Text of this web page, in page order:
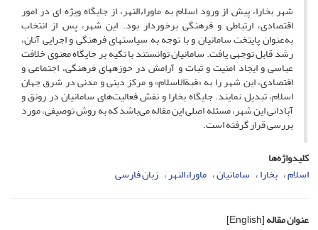
شهر بخارا، پیش از ورود اسلام به ماوراء‌النهر، از جایگاه ویژه ­ای در امور
اقتصادی، ارتباطی و فرهنگی برخوردار بود. این شهر، پس از انتخاب
به‌عنوان پایتخت سامانیان و با توجه به سیاست­های فرهنگی و اجرایی آنان،
رشد قابل توجهی یافت. سامانیان توانستند با تکیه بر جایگاه معنوی خلافت
عباسی و ایجاد امنیت و ثبات و آرامش در حوزه­های فرهنگی، اجتماعی و
اقتصادی، این شهر را به «قبةالاسلام» و مرکز دینی و مدنی در شرق جهان
اسلام، تبدیل نمایند. جایگاه بخارا و نقش فعالیت‌های سامانیان در رونق و
آبادانی این شهر، مسئله اصلی این مقاله می‌باشد که به روش توصیفی، مورد
بررسی قرار گرفته است.
کلیدواژه‌ها
اسلام بخارا سامانیان ماوراءالنهر زبان فارسی
عنوان مقاله[English]